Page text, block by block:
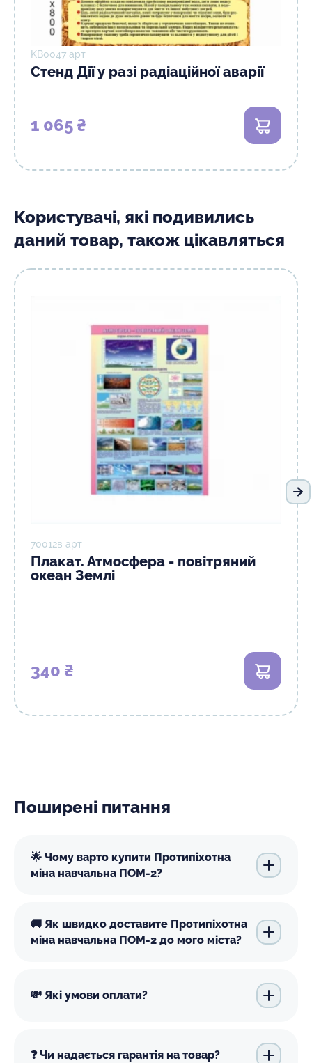
KB0047 арт
Стенд Дії у разі радіаційної аварії
1 065 ₴ В кошик
Користувачі, які подивились
даний товар, також цікавляться
70012в арт
Плакат. Атмосфера - повітряний
океан Землі
340 ₴ В кошик
Поширені питання
🌟 Чому варто купити Протипіхотна
міна навчальна ПОМ-2?
🚚 Як швидко доставите Протипіхотна
міна навчальна ПОМ-2 до мого міста?
💸 Які умови оплати?
❓ Чи надається гарантія на товар?